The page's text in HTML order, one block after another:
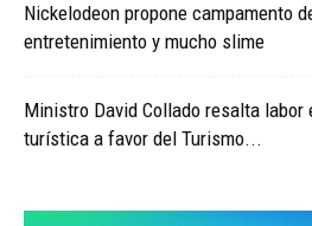
Nickelodeon propone campamento
entretenimiento y mucho slime
Ministro David Collado resalta labor
turística a favor del Turismo...